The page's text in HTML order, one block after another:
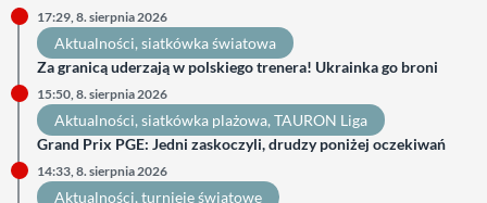
17:29, 8. sierpnia 2026
Aktualności, siatkówka światowa
Za granicą uderzają w polskiego trenera! Ukrainka go broni
15:50, 8. sierpnia 2026
Aktualności, siatkówka plażowa, TAURON Liga
Grand Prix PGE: Jedni zaskoczyli, drudzy poniżej oczekiwań
14:33, 8. sierpnia 2026
Aktualności, turnieje światowe